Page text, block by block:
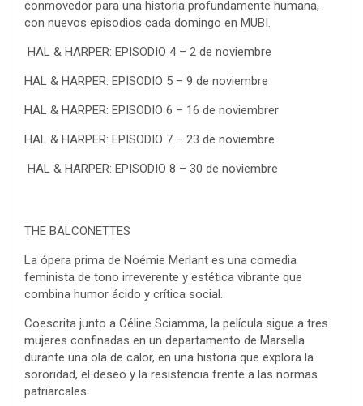
conmovedor para una historia profundamente humana,
con nuevos episodios cada domingo en MUBI.
HAL & HARPER: EPISODIO 4 – 2 de noviembre
HAL & HARPER: EPISODIO 5 – 9 de noviembre
HAL & HARPER: EPISODIO 6 – 16 de noviembrer
HAL & HARPER: EPISODIO 7 – 23 de noviembre
HAL & HARPER: EPISODIO 8 – 30 de noviembre
THE BALCONETTES
La ópera prima de Noémie Merlant es una comedia
feminista de tono irreverente y estética vibrante que
combina humor ácido y crítica social.
Coescrita junto a Céline Sciamma, la película sigue a tres
mujeres confinadas en un departamento de Marsella
durante una ola de calor, en una historia que explora la
sororidad, el deseo y la resistencia frente a las normas
patriarcales.